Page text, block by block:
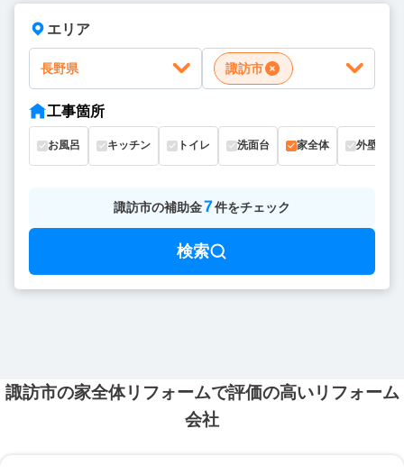
エリア
長野県 諏訪市
工事箇所
お風呂 キッチン トイレ 洗面台 家全体 外壁
諏訪市の補助金7件をチェック
検索
諏訪市の家全体リフォームで評価の高いリフォーム
会社